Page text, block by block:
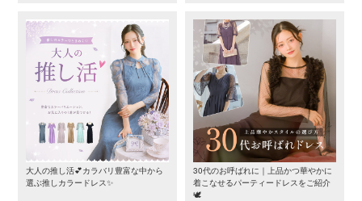
大人の推し活💕カラバリ豊富な中から
選ぶ推しカラードレス✨
30代のお呼ばれに｜上品かつ華やかに
着こなせるパーティードレスをご紹介
🕊️